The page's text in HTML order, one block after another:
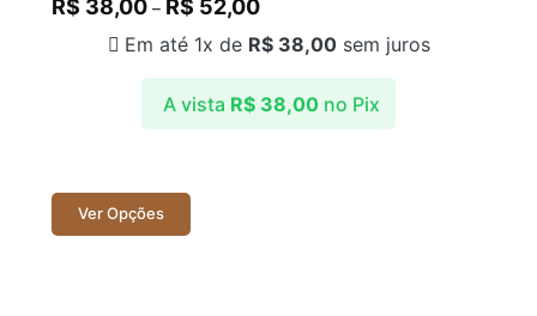
R$ 38,00 – R$ 52,00
A vista R$38,00 no Pix
Em até 1x de R$38,00sem juros
Ver Opções